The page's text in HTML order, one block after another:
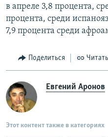
в апреле 3,8 процента,
процента, среди
7,9 процента среди
Поделиться
Евгений Аронов
Этот контент также в категориях